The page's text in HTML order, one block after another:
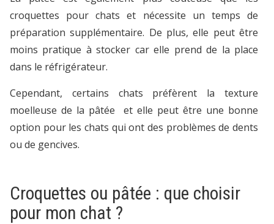
croquettes pour chats et nécessite un temps de
préparation supplémentaire. De plus, elle peut être
moins pratique à stocker car elle prend de la place
dans le réfrigérateur.
Cependant, certains chats préfèrent la texture
moelleuse de la pâtée et elle peut être une bonne
option pour les chats qui ont des problèmes de dents
ou de gencives.
Croquettes ou pâtée : que choisir
pour mon chat ?